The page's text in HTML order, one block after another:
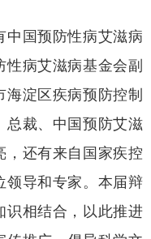
中国预防性病艾滋病
病艾滋病基金会副
淀区疾病预防控制
总裁、中国预防艾滋
，还有来自国家疾控
领导和专家。本届辩
识相结合，以此推进